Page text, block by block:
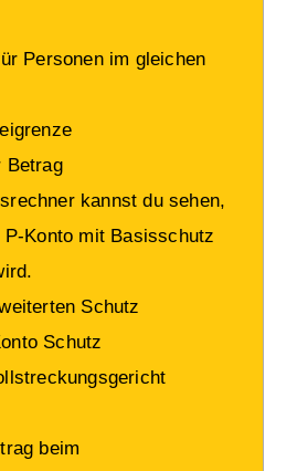
Personen im gleichen
Betrag
kannst du sehen,
Konto mit Basisschutz
Schutz
Schutz
beim